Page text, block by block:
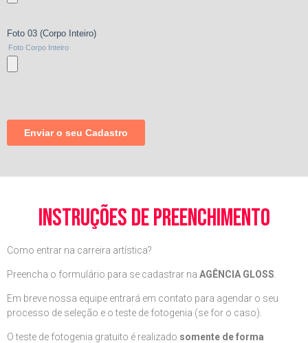
instruções de preenchimento
Como entrar na carreira artística?
Preencha o formulário para se cadastrar na AGÊNCIA GLOSS
Em breve nossa equipe entrará em contato para agendar o seu
processo de seleção e o teste de fotogenia (se for o caso).
O teste de fotogenia gratuito é realizado somente de forma